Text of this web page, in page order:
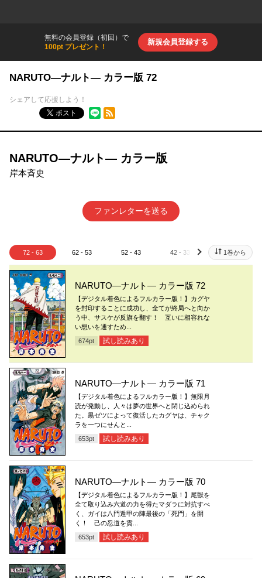
無料の会員登録（初回）で
100pt プレゼント！
新規会員登録する
NARUTO―ナルト― カラー版 72
シェアして応援しよう！
ポスト
RSSフィード
NARUTO―ナルト― カラー版
岸本斉史
ファンレターを送る
72 - 63 62 - 53 52 - 43 42 - 33 32 - 23
next 1巻から
NARUTO―ナルト― カラー版 72
【デジタル着色によるフルカラー版！】カグヤ
を封印することに成功し、全てが終局へと向か
う中、サスケが反旗を翻す！ 互いに相容れな
い想いを通すため...
674pt 試し読みあり
NARUTO―ナルト― カラー版 71
【デジタル着色によるフルカラー版！】無限月
読が発動し、人々は夢の世界へと閉じ込められ
た。黒ゼツによって復活したカグヤは、チャク
ラを一つにせんと...
653pt 試し読みあり
NARUTO―ナルト― カラー版 70
【デジタル着色によるフルカラー版！】尾獣を
全て取り込み六道の力を得たマダラに対抗すべ
く、ガイは八門遁甲の陣最後の「死門」を開
く！ 己の忍道を貫...
653pt 試し読みあり